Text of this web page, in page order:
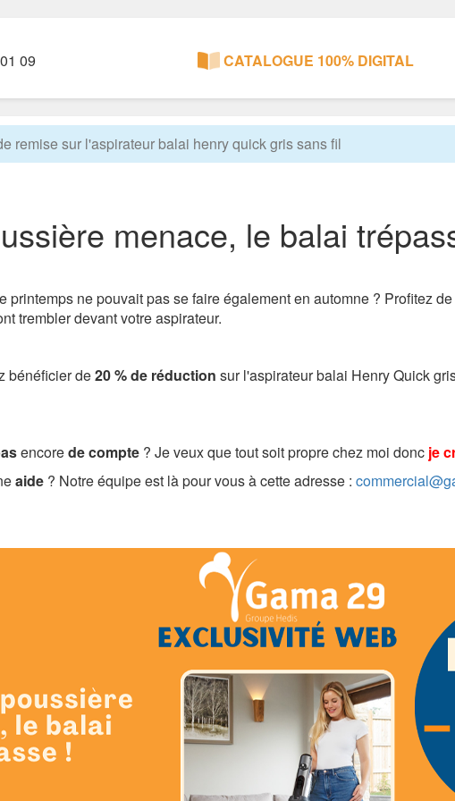
09 CATALOGUE 100% DIGITAL
remise sur l'aspirateur balai henry quick gris sans fil
menace, le balai
printemps ne pouvait pas se faire également en automne ? Profitez
trembler devant votre aspirateur.
bénéficier de20 % de réduction sur l'aspirateur balai Henry Quick
encorede compte ? Je veux que tout soit propre chez moi donc je
aide ? Notre équipe est là pour vous à cette adresse :